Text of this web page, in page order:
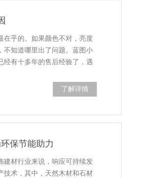
在乎的。如果颜色不对，亮度
不知道哪里出了问题。蓝图小
经有十多年的售后经验了，遇
了解详情
保节能助力
建材行业来说，响应可持续发
技术，其中，天然木材和石材